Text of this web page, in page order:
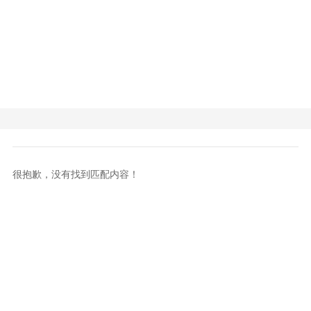
很抱歉，没有找到匹配内容！